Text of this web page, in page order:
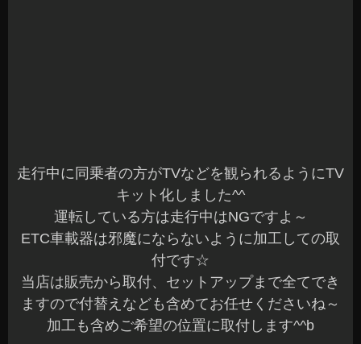
そして今の季節はとてもご依頼の多いエンジンス
ターターの取付です
寒い季節は朝晩が辛いですよね^^;
エンジンスターターを付ければ快適ですよ～♪｛車
の中はポカポカです
イモビライザー付の車両で予備キーを犠牲にする
ことなく装着できるエンスタもあるのでご検討中
の方は、お気軽にご相談くださいね^^b
セキュリティ付のエンジンスターターもあるの